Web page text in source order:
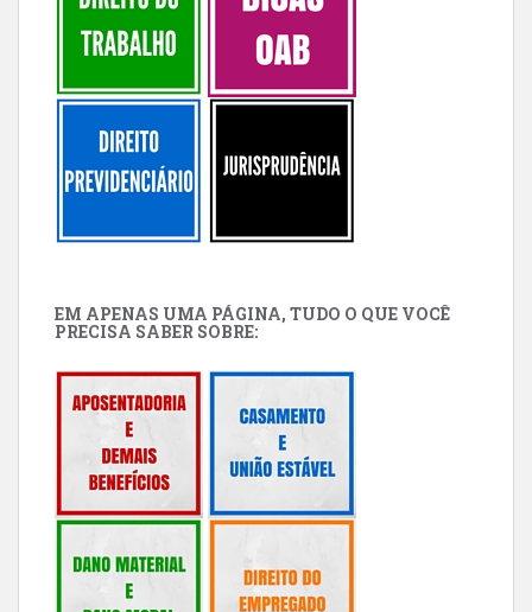
EM APENAS UMA PÁGINA, TUDO O QUE VOCÊ
PRECISA SABER SOBRE: